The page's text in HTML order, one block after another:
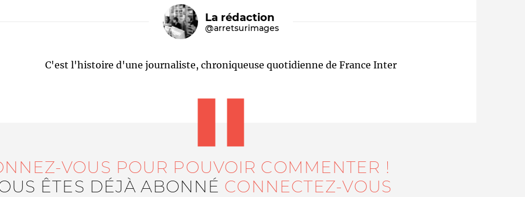
La rédaction
@arretsurimages
C'est l'histoire d'une journaliste, chroniqueuse quotidienne de France Inter
VOUS POUR POUVOIR COMMENTER !
ÊTES DÉJÀ ABONNÉ CONNECTEZ-VOUS